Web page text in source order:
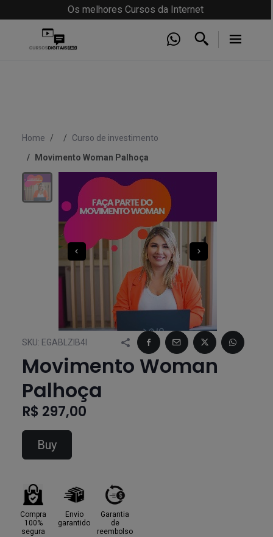
Os melhores Cursos da Internet
Home
Curso de investimento
Movimento Woman Palhoça
SKU: EGABLZIB4I
Movimento Woman
Palhoça
R$ 297,00
Buy
Compra
100%
segura
Envio
garantido
Garantia
de
reembolso